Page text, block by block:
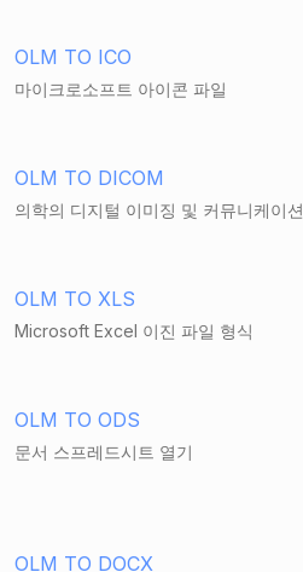
OLM TO ICO
마이크로소프트 아이콘 파일
OLM TO DICOM
의학의 디지털 이미징 및 커뮤니케이션
OLM TO XLS
Microsoft Excel 이진 파일 형식
OLM TO ODS
문서 스프레드시트 열기
OLM TO DOCX